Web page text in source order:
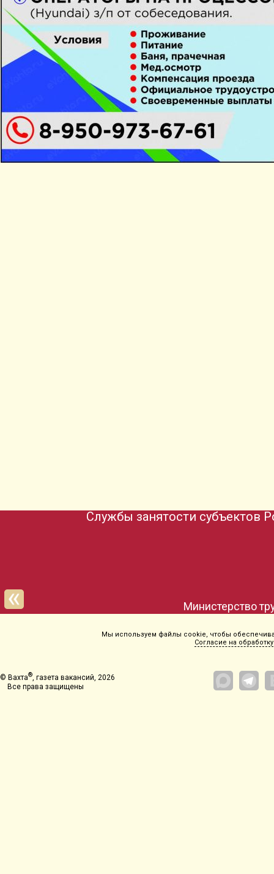
Службы занятости субъектов
Мы используем файлы cookie, чтобы
Согласие на обработку
© Вахта® , газета вакансий, 2026
Все права защищены